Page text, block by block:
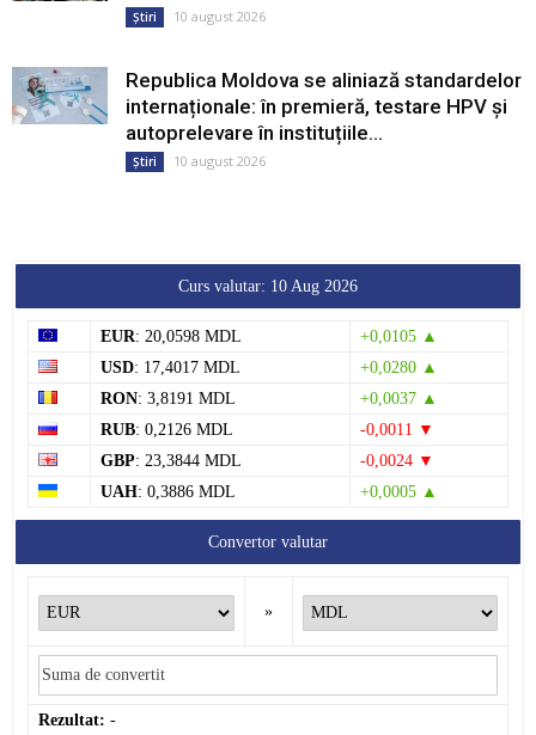
Știri 10 august 2026
Republica Moldova se aliniază standardelor
internaționale: în premieră, testare HPV și
autoprelevare în instituțiile...
Știri 10 august 2026
Curs valutar: 10 Aug 2026
EUR: 20,0598 MDL
+0,0105 ▲
USD: 17,4017 MDL
+0,0280 ▲
RON: 3,8191 MDL
+0,0037 ▲
RUB: 0,2126 MDL
-0,0011 ▼
GBP: 23,3844 MDL
-0,0024 ▼
UAH: 0,3886 MDL +0,0005 ▲
Convertor valutar
»
Rezultat: -